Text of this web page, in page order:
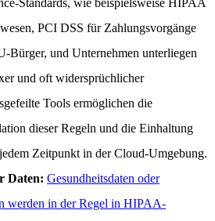
Standards, wie beispielsweise HIPAA
PCI DSS für Zahlungsvorgänge
Bürger, und Unternehmen unterliegen
und oft widersprüchlicher
Tools ermöglichen die
dieser Regeln und die Einhaltung
Zeitpunkt in der Cloud-Umgebung.
Daten: Gesundheitsdaten oder
werden in der Regel in HIPAA-